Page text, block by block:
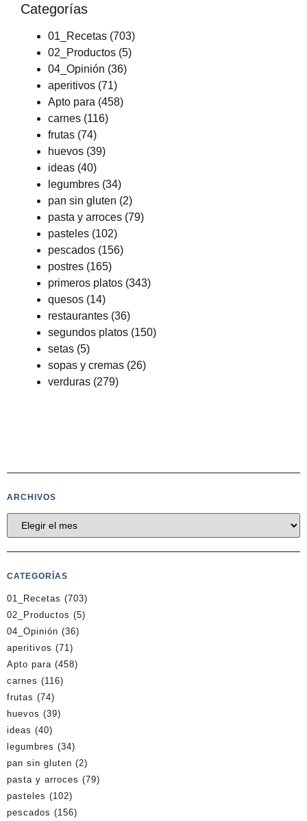
Categorías
01_Recetas (703)
02_Productos (5)
04_Opinión (36)
aperitivos (71)
Apto para (458)
carnes (116)
frutas (74)
huevos (39)
ideas (40)
legumbres (34)
pan sin gluten (2)
pasta y arroces (79)
pasteles (102)
pescados (156)
postres (165)
primeros platos (343)
quesos (14)
restaurantes (36)
segundos platos (150)
setas (5)
sopas y cremas (26)
verduras (279)
ARCHIVOS
CATEGORÍAS
01_Recetas (703)
02_Productos (5)
04_Opinión (36)
aperitivos (71)
Apto para (458)
carnes (116)
frutas (74)
huevos (39)
ideas (40)
legumbres (34)
pan sin gluten (2)
pasta y arroces (79)
pasteles (102)
pescados (156)